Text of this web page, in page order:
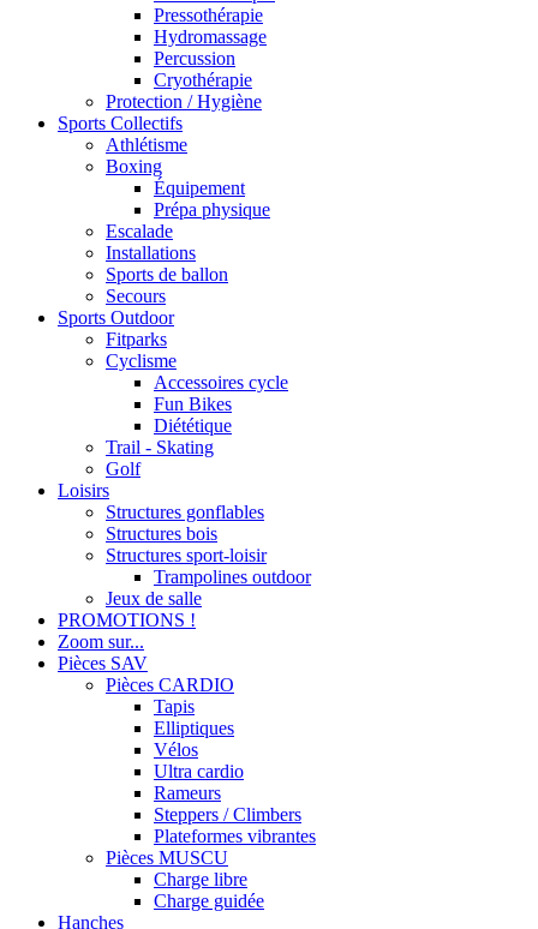
Pressothérapie
Hydromassage
Percussion
Cryothérapie
Protection / Hygiène
Sports Collectifs
Athlétisme
Boxing
Équipement
Prépa physique
Escalade
Installations
Sports de ballon
Secours
Sports Outdoor
Fitparks
Cyclisme
Accessoires cycle
Fun Bikes
Diététique
Trail - Skating
Golf
Loisirs
Structures gonflables
Structures bois
Structures sport-loisir
Trampolines outdoor
Jeux de salle
PROMOTIONS !
Zoom sur...
Pièces SAV
Pièces CARDIO
Tapis
Elliptiques
Vélos
Ultra cardio
Rameurs
Steppers / Climbers
Plateformes vibrantes
Pièces MUSCU
Charge libre
Charge guidée
Hanches